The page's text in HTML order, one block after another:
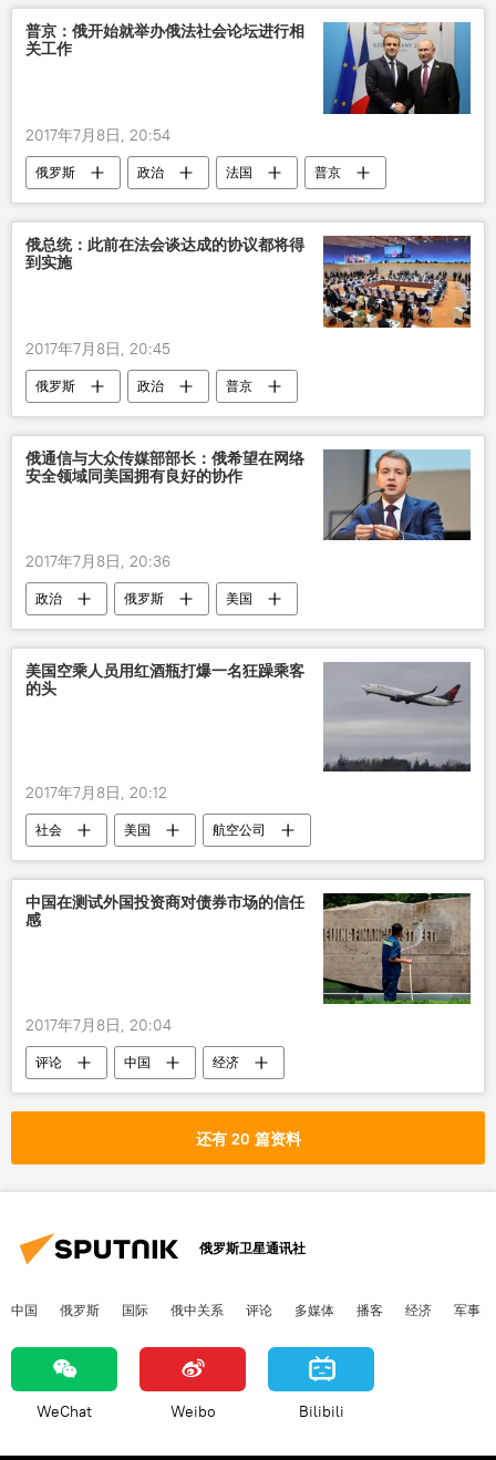
普京：俄开始就举办俄法社会论坛进行相
关工作
2017年7月8日, 20:54
俄罗斯 政治 法国
普京
G20峰会
论坛
社会各界
马克龙
俄总统：此前在法会谈达成的协议都将得
到实施
2017年7月8日, 20:45
俄罗斯 政治 普京
俄通信与大众传媒部部长：俄希望在网络
安全领域同美国拥有良好的协作
2017年7月8日, 20:36
政治 俄罗斯
美国
G20峰会
美国空乘人员用红酒瓶打爆一名狂躁乘客
的头
2017年7月8日, 20:12
社会 美国 航空公司
中国在测试外国投资商对债券市场的信任
感
2017年7月8日, 20:04
评论 中国 经济
还有 20 篇资料
俄罗斯卫星通讯社
中国 俄罗斯 国际 俄中关系 评论 多媒体 播客 经济 军事
WeChat Weibo Bilibili